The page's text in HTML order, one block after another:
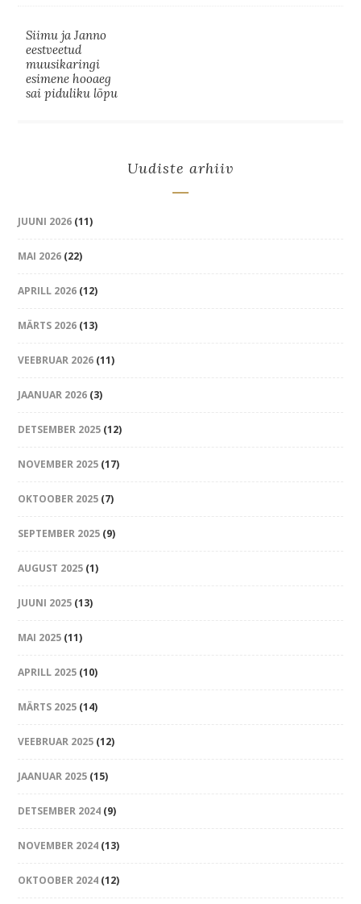
Siimu ja Janno
eestveetud
muusikaringi
esimene hooaeg
sai piduliku lõpu
Uudiste arhiiv
JUUNI 2026 (11)
MAI 2026 (22)
APRILL 2026 (12)
MÄRTS 2026 (13)
VEEBRUAR 2026 (11)
JAANUAR 2026 (3)
DETSEMBER 2025 (12)
NOVEMBER 2025 (17)
OKTOOBER 2025 (7)
SEPTEMBER 2025 (9)
AUGUST 2025 (1)
JUUNI 2025 (13)
MAI 2025 (11)
APRILL 2025 (10)
MÄRTS 2025 (14)
VEEBRUAR 2025 (12)
JAANUAR 2025 (15)
DETSEMBER 2024 (9)
NOVEMBER 2024 (13)
OKTOOBER 2024 (12)